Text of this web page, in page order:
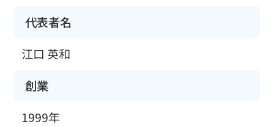
代表者名
江口 英和
創業
1999年